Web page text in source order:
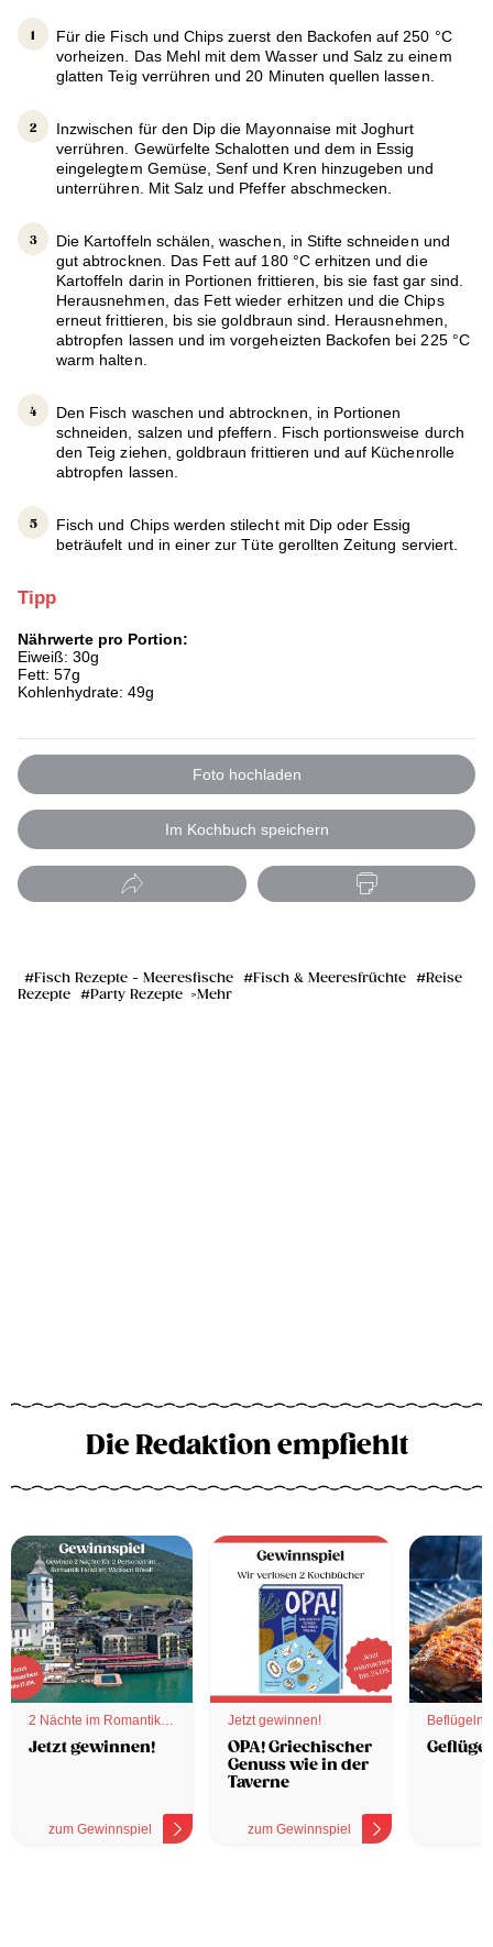
Für die Fisch und Chips zuerst den Backofen auf 250 °C
vorheizen. Das Mehl mit dem Wasser und Salz zu einem
glatten Teig verrühren und 20 Minuten quellen lassen.
Inzwischen für den Dip die Mayonnaise mit Joghurt
verrühren. Gewürfelte Schalotten und dem in Essig
eingelegtem Gemüse, Senf und Kren hinzugeben und
unterrühren. Mit Salz und Pfeffer abschmecken.
Die Kartoffeln schälen, waschen, in Stifte schneiden und
gut abtrocknen. Das Fett auf 180 °C erhitzen und die
Kartoffeln darin in Portionen frittieren, bis sie fast gar sind.
Herausnehmen, das Fett wieder erhitzen und die Chips
erneut frittieren, bis sie goldbraun sind. Herausnehmen,
abtropfen lassen und im vorgeheizten Backofen bei 225 °C
warm halten.
Den Fisch waschen und abtrocknen, in Portionen
schneiden, salzen und pfeffern. Fisch portionsweise durch
den Teig ziehen, goldbraun frittieren und auf Küchenrolle
abtropfen lassen.
Fisch und Chips werden stilecht mit Dip oder Essig
beträufelt und in einer zur Tüte gerollten Zeitung serviert.
Tipp
Nährwerte pro Portion:
Eiweiß: 30g
Fett: 57g
Kohlenhydrate: 49g
Foto hochladen
Im Kochbuch speichern
Fisch Rezepte - Meeresfische Fisch & Meeresfrüchte
Reise
Rezepte
Party Rezepte Mehr
Die Redaktion empfiehlt
2 Nächte im Romantik
Hotel
Jetzt gewinnen!
zum Gewinnspiel
Jetzt gewinnen!
OPA! Griechischer
Genuss wie in der
Taverne
zum Gewinnspiel